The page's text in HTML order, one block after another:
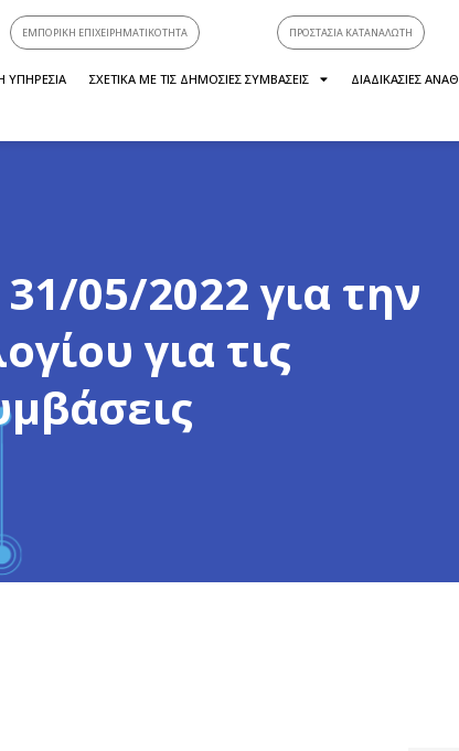
ΕΜΠΟΡΙΚΗ ΕΠΙΧΕΙΡΗΜΑΤΙΚΟΤΗΤΑ ΠΡΟΣΤΑΣΙΑ ΚΑΤΑΝΑΛΩΤΗ
ΥΠΗΡΕΣΙΑ ΣΧΕΤΙΚΑ ΜΕ ΤΙΣ ΔΗΜΟΣΙΕΣ ΣΥΜΒΑΣΕΙΣ ΔΙΑΔΙΚΑΣΙΕΣ
05/2022 για την
για τις